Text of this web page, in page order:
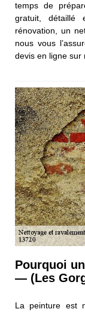
temps de
gratuit, détaillé
rénovation, un
nous vous
devis en ligne sur
Pourquoi
— (Les
La peinture est